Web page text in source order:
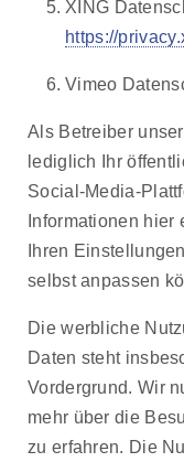
XING
https://
Vimeo
Als Betreiber
lediglich Ihr
Social-Media-
Informationen
Ihren
selbst anpassen
Die werbliche
Daten steht
Vordergrund. Wir
mehr über die
zu erfahren. Die